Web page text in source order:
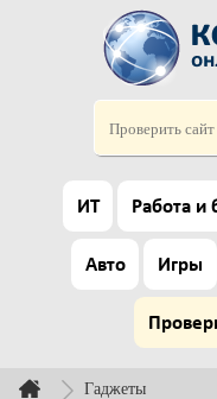
ИТ Работа и
Авто Игры
Гаджеты